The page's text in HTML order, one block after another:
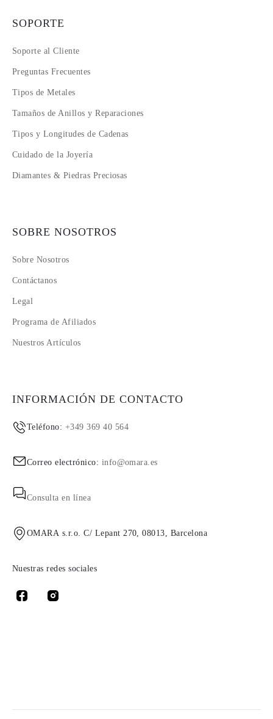
SOPORTE
Soporte al Cliente
Preguntas Frecuentes
Tipos de Metales
Tamaños de Anillos y Reparaciones
Tipos y Longitudes de Cadenas
Cuidado de la Joyería
Diamantes & Piedras Preciosas
SOBRE NOSOTROS
Sobre Nosotros
Contáctanos
Legal
Programa de Afiliados
Nuestros Artículos
INFORMACIÓN DE CONTACTO
Teléfono: +349 369 40 564
Correo electrónico: info@omara.es
Consulta en línea
OMARA s.r.o. C/ Lepant 270, 08013, Barcelona
Nuestras redes sociales